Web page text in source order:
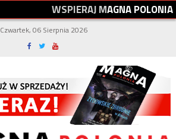
WSPIERAJMAGNAPOLONIA
Czwartek, 06 Sierpnia 2026